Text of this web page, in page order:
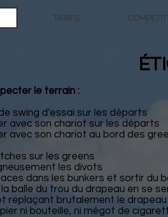
TARIFS
le terrain :
swing d'essai sur les départs
avec son chariot sur les départs
avec son chariot au bord des
sur les greens
les divots
dans les bunkers et sortir du
balle du trou du drapeau en se
replaçant brutalement le drapeau
ni bouteille, ni mégot de